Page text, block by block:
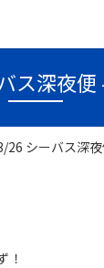
ス深夜便
26 シーバス深
！